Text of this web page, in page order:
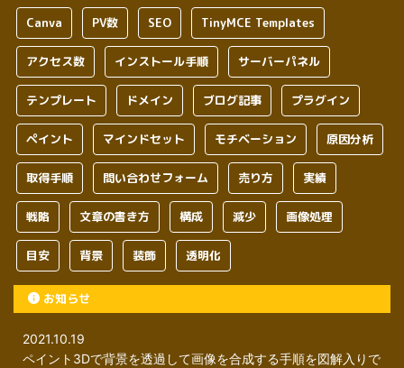
Canva PV数 SEO TinyMCE Templates
アクセス数 インストール手順 サーバーパネル
テンプレート ドメイン ブログ記事 プラグイン
ペイント マインドセット モチベーション 原因分析
取得手順 問い合わせフォーム 売り方 実績
戦略 文章の書き方 構成 減少 画像処理
目安 背景 装飾 透明化
お知らせ
2021.10.19
ペイント3Dで背景を透過して画像を合成する手順を図解入りで